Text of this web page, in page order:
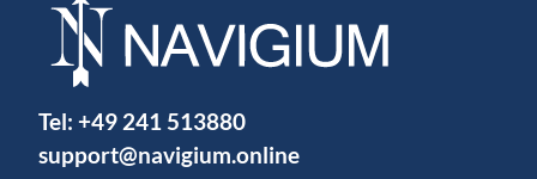
Tel: +49 241 513880
support@navigium.online